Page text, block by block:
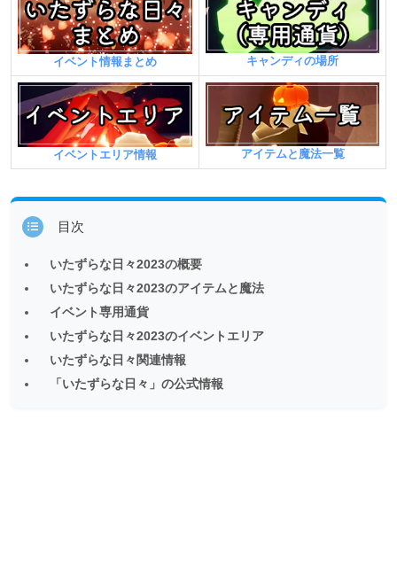
イベント情報まとめ キャンディの場所
イベントエリア情報 アイテムと魔法一覧
目次
いたずらな日々2023の概要
いたずらな日々2023のアイテムと魔法
イベント専用通貨
いたずらな日々2023のイベントエリア
いたずらな日々関連情報
「いたずらな日々」の公式情報